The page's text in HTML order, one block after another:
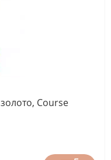
Course